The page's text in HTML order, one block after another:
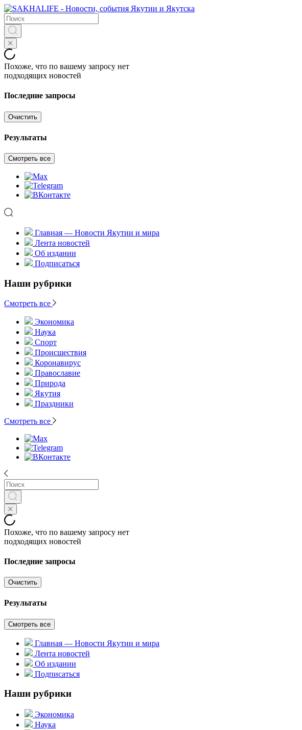
Похоже, что по вашему запросу нет
подходящих новостей
Последние запросы
Очистить
Результаты
Смотреть все
Главная — Новости Якутии и мира
Лента новостей
Об издании
Подписаться
Наши рубрики
Смотреть все
Экономика
Наука
Спорт
Происшествия
Коронавирус
Православие
Природа
Якутия
Праздники
Смотреть все
Похоже, что по вашему запросу нет
подходящих новостей
Последние запросы
Очистить
Результаты
Смотреть все
Главная — Новости Якутии и мира
Лента новостей
Об издании
Подписаться
Наши рубрики
Экономика
Наука